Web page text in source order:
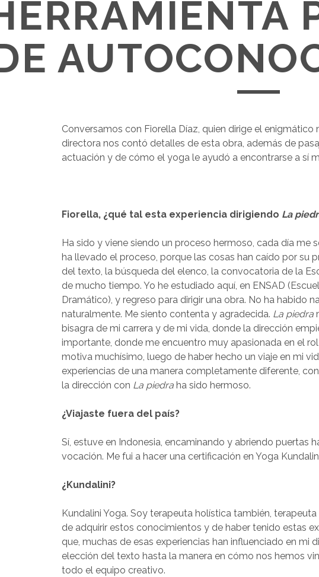
Conversamos con Fiorella Díaz, quien dirige el enigmático
directora nos contó detalles de esta obra, además de
actuación y de cómo el yoga le ayudó a encontrarse a sí
Fiorella, ¿qué tal esta experiencia dirigiendo La
Ha sido y viene siendo un proceso hermoso, cada día me
ha llevado el proceso, porque las cosas han caído por su
del texto, la búsqueda del elenco, la convocatoria de la
de mucho tiempo. Yo he estudiado aquí, en ENSAD
Dramático), y regreso para dirigir una obra. No ha habido
naturalmente. Me siento contenta y agradecida. La piedra
bisagra de mi carrera y de mi vida, donde la dirección
importante, donde me encuentro muy apasionada en el
motiva muchísimo, luego de haber hecho un viaje en mi
experiencias de una manera completamente diferente,
la dirección con La piedra ha sido hermoso.
¿Viajaste fuera del país?
Sí, estuve en Indonesia, encaminando y abriendo puertas
vocación. Me fui a hacer una certificación en Yoga
¿Kundalini?
Kundalini Yoga. Soy terapeuta holística también,
de adquirir estos conocimientos y de haber tenido estas
que, muchas de esas experiencias han influenciado en mi
elección del texto hasta la manera en cómo nos hemos
todo el equipo creativo.